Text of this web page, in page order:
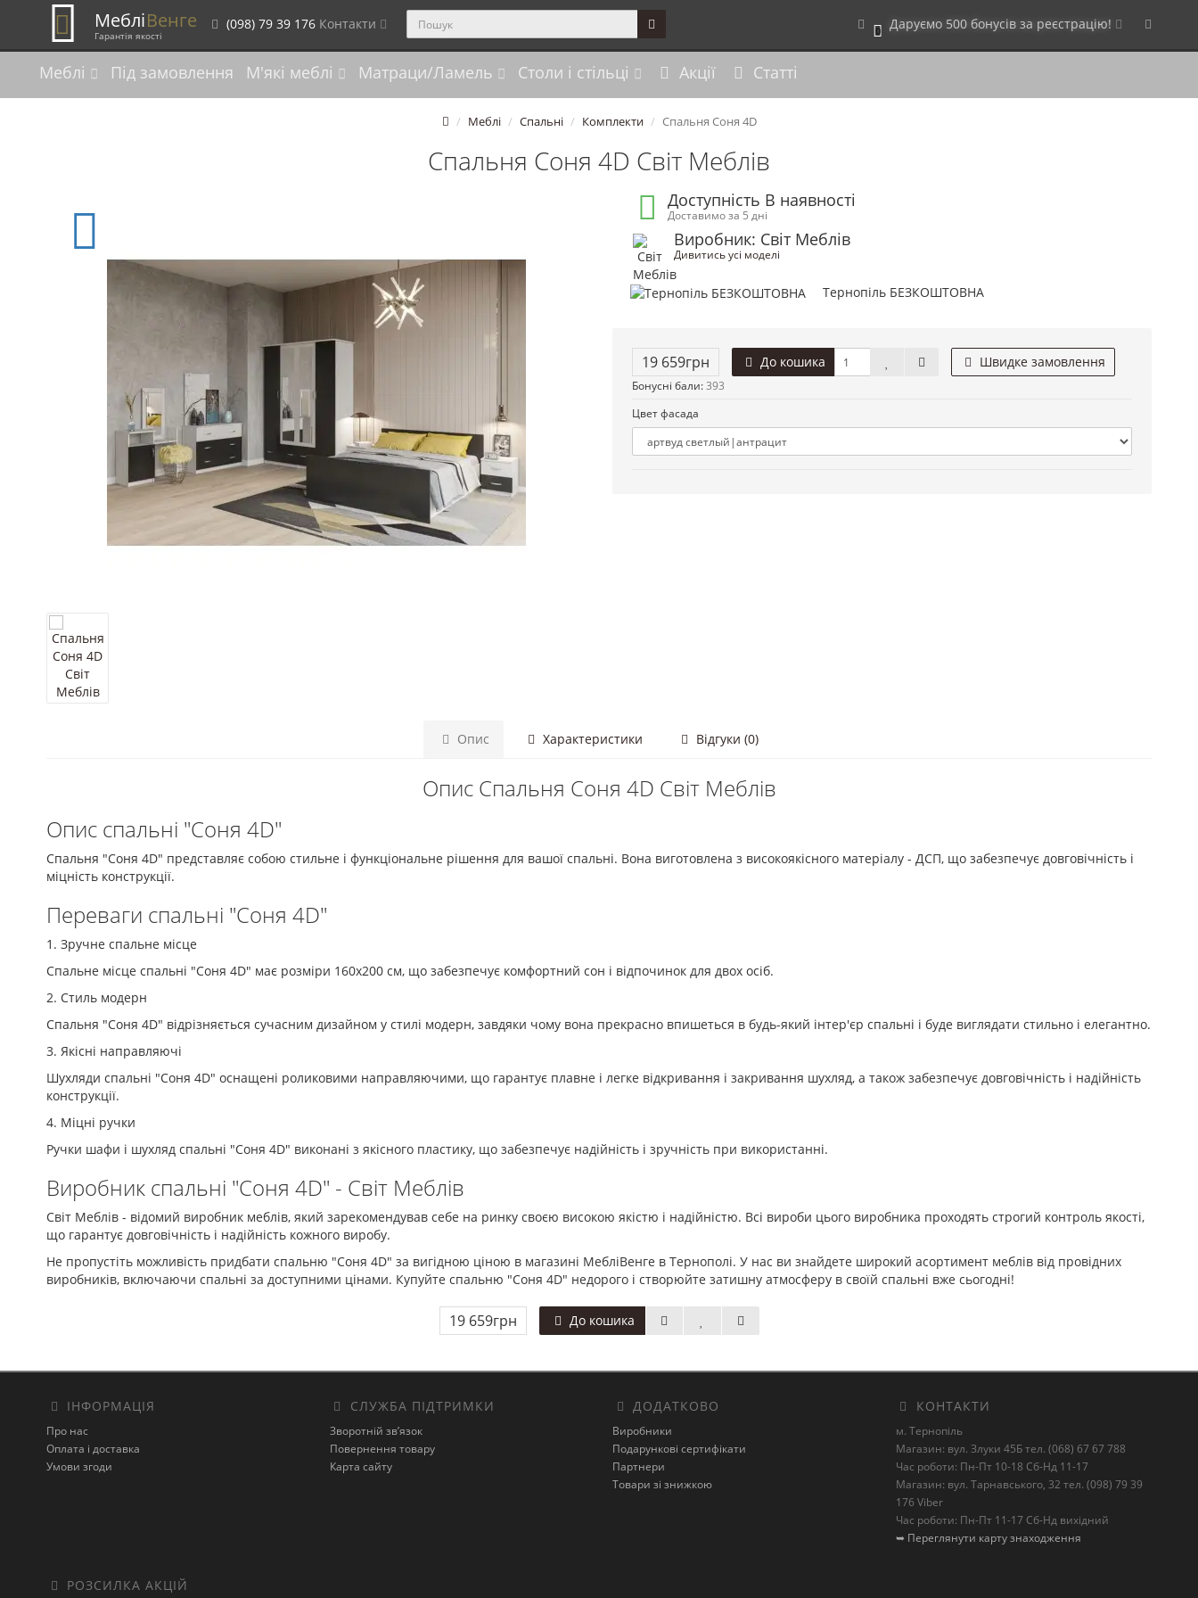
МебліВенге
Гарантія якості
(098) 79 39 176 Контакти 0 Даруємо 500 бонусів за реєстрацію!
Меблі Під замовлення М'які меблі Матраци/Ламель Столи і стільці Акції Статті
Меблі Спальні Комплекти Спальня Соня 4D
Спальня Соня 4D Світ Меблів
Доступність В наявності
Доставимо за 5 дні
Виробник: Світ Меблів
Дивитись усі моделі
Тернопіль БЕЗКОШТОВНА
19 659грн До кошика Швидке замовлення
Бонусні бали:393
Цвет фасада
Опис Характеристики Відгуки (0)
Опис Спальня Соня 4D Світ Меблів
Опис спальні "Соня 4D"
Спальня "Соня 4D" представляє собою стильне і функціональне рішення для вашої спальні. Вона виготовлена з високоякісного матеріалу - ДСП, що забезпечує довговічність і
міцність конструкції.
Переваги спальні "Соня 4D"
1. Зручне спальне місце
Спальне місце спальні "Соня 4D" має розміри 160х200 см, що забезпечує комфортний сон і відпочинок для двох осіб.
2. Стиль модерн
Спальня "Соня 4D" відрізняється сучасним дизайном у стилі модерн, завдяки чому вона прекрасно впишеться в будь-який інтер'єр спальні і буде виглядати стильно і елегантно.
3. Якісні направляючі
Шухляди спальні "Соня 4D" оснащені роликовими направляючими, що гарантує плавне і легке відкривання і закривання шухляд, а також забезпечує довговічність і надійність
конструкції.
4. Міцні ручки
Ручки шафи і шухляд спальні "Соня 4D" виконані з якісного пластику, що забезпечує надійність і зручність при використанні.
Виробник спальні "Соня 4D" - Світ Меблів
Світ Меблів - відомий виробник меблів, який зарекомендував себе на ринку своєю високою якістю і надійністю. Всі вироби цього виробника проходять строгий контроль якості,
що гарантує довговічність і надійність кожного виробу.
Не пропустіть можливість придбати спальню "Соня 4D" за вигідною ціною в магазині МебліВенге в Тернополі. У нас ви знайдете широкий асортимент меблів від провідних
виробників, включаючи спальні за доступними цінами. Купуйте спальню "Соня 4D" недорого і створюйте затишну атмосферу в своїй спальні вже сьогодні!
19 659грн До кошика
ІНФОРМАЦІЯ
Про нас
Оплата і доставка
Умови згоди
СЛУЖБА ПІДТРИМКИ
Зворотній зв’язок
Повернення товару
Карта сайту
ДОДАТКОВО
Виробники
Подарункові сертифікати
Партнери
Товари зі знижкою
КОНТАКТИ
м. Тернопіль
Магазин: вул. Злуки 45Б тел. (068) 67 67 788
Час роботи: Пн-Пт 10-18 Сб-Нд 11-17
Магазин: вул. Тарнавського, 32 тел. (098) 79 39
176 Viber
Час роботи: Пн-Пт 11-17 Сб-Нд вихідний
➥ Переглянути карту знаходження
РОЗСИЛКА АКЦІЙ